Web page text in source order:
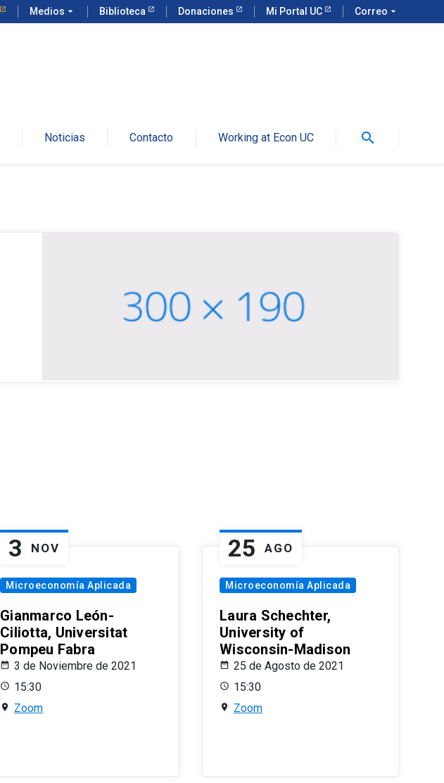
Medios arrow_drop_down Biblioteca Donaciones Mi Portal UC Correo arrow_drop_down
Noticias Contacto Working at Econ UC search
3 NOV
Microeconomía Aplicada
Gianmarco León-
Ciliotta, Universitat
Pompeu Fabra
3 de Noviembre de 2021
15:30
Zoom
25 AGO
Microeconomía Aplicada
Laura Schechter,
University of
Wisconsin-Madison
25 de Agosto de 2021
15:30
Zoom